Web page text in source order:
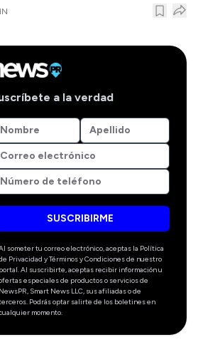
a la verdad
SUSCRIBIRME
someter tu correo electrónico, aceptas la Política
Privacidad y Términos y Condiciones de nuestro
portal. Al suscribirte, aceptas recibir información u
especiales de productos o servicios de
NewsPR, Smart News LLC, sus afiliadas o de
Podrás optar salirte de los boletines en
momento.